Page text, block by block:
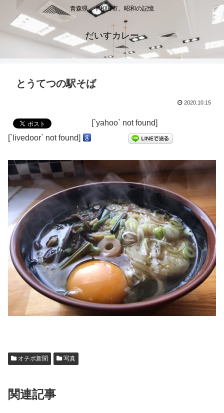
青森県、十和田市、昭和の記憶
だいすカレー
とうてつの駅そば
2020.10.15
[`yahoo` not found]
[`livedoor` not found]
オチボ新聞 写真
関連記事